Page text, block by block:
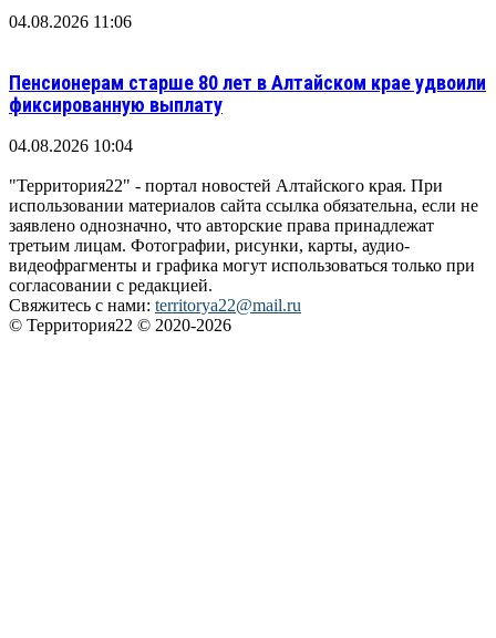
04.08.2026 11:06
Пенсионерам старше 80 лет в Алтайском крае удвоили
фиксированную выплату
04.08.2026 10:04
"Территория22" - портал новостей Алтайского края. При
использовании материалов сайта ссылка обязательна, если не
заявлено однозначно, что авторские права принадлежат
третьим лицам. Фотографии, рисунки, карты, аудио-
видеофрагменты и графика могут использоваться только при
согласовании с редакцией.
Свяжитесь с нами: territorya22@mail.ru
© Территория22 © 2020-2026